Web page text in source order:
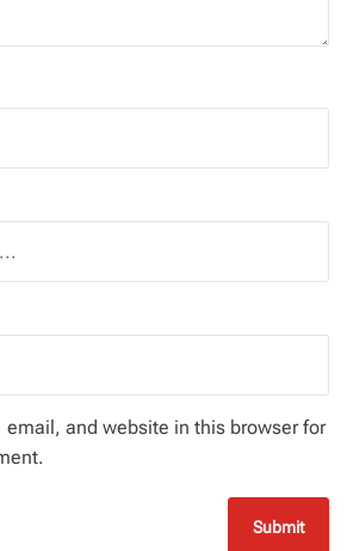
email, and website in this browser for